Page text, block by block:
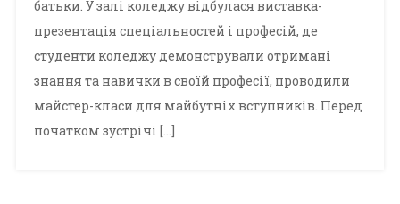
батьки. У залі коледжу відбулася виставка-
презентація спеціальностей і професій, де
студенти коледжу демонстрували отримані
знання та навички в своїй професії, проводили
майстер-класи для майбутніх вступників. Перед
початком зустрічі […]